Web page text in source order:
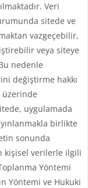
Veri
sitede ve
vazgeçebilir,
veya siteye
nedenle
değiştirme hakkı
üzerinde
uygulamada
birlikte
sonunda
kişisel verilerle ilgili
Yöntemi
Yöntemi ve Hukuki